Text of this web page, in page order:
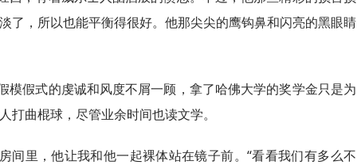
了，所以也能平衡得很好。他那尖尖的鹰钩鼻和闪亮的黑眼睛
模假式的虔诚和风度不屑一顾，拿了哈佛大学的奖学金只是为
打曲棍球，尽管业余时间也读文学。
间里，他让我和他一起裸体站在镜子前。“看看我们有多么不